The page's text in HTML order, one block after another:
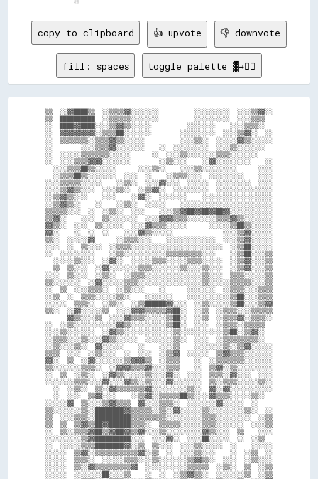
copy to clipboard 👍 upvote 👎 downvote
fill: spaces toggle palette ▓→✊🏽
▒▒  ░░▓▓████▒▒  ░░▒▒▒▒▓▓░░░░░░░░          ░░░░░░░░░░  ░░░░▒▒▓▓░░
▒▒  ██████████  ░░▒▒▒▒▒▒░░░░░░░░          ░░░░░░░░░░  ░░░░▒▒▒▒
░░  ████▓▓████░░░░▒▒▓▓▒▒░░░░░░          ░░░░░░░░    ░░░░▒▒▒▒░░
░░  ▓▓▓▓▓▓▓▓▓▓░░▒▒▒▒██░░░░░░░░        ░░░░░░░░░░  ░░░░▒▒▓▓░░  ░░
░░  ▒▒▒▒▒▒▒▒░░▒▒▒▒▓▓▒▒░░░░░░          ░░░░▒▒░░  ░░░░░░▓▓▒▒░░░░░░
░░        ░░░░▒▒▒▒▓▓░░░░░░░░    ░░  ░░░░░░░░░░  ░░░░▒▒░░░░░░░░
░░  ░░░░░░▒▒▒▒▒▒▒▒░░░░░░      ░░  ░░░░▒▒░░░░░░░░▒▒▒▒░░░░░░░░
░░  ░░░░▒▒▒▒▓▓▓▓░░░░░░░░        ░░▒▒░░░░    ░░▓▓░░░░░░░░░░    ░░
  ░░░░▒▒▒▒██▒▒░░░░░░      ░░░░▒▒░░    ░░░░▒▒░░░░░░░░░░      ░░░░
  ░░▒▒▒▒██▒▒░░░░░░░░  ░░░░  ░░    ░░▒▒▒▒░░░░  ░░░░░░░░░░    ░░░░
░░░░▒▒▒▒▒▒░░░░░░    ░░▒▒░░  ░░░░▓▓░░░░  ░░░░░░  ░░░░░░░░░░  ░░░░
░░░░▒▒▓▓▒▒░░░░  ░░░░▒▒░░  ░░▒▒▓▓░░  ░░░░░░░░░░  ░░░░░░░░░░░░░░░░
░░▒▒▓▓▒▒░░░░    ░░░░    ░░▓▓░░  ░░░░░░░░    ░░░░░░░░░░░░░░░░░░░░
░░▒▒▓▓▒▒░░    ░░    ░░▒▒░░  ░░░░░░    ░░░░░░░░░░░░░░░░░░░░░░░░░░
▒▒▒▒▒▒░░░░  ░░  ░░▒▒░░  ░░░░    ░░░░▒▒▓▓██▓▓██▓▓██▓▓░░░░░░░░░░░░
▒▒▓▓░░    ░░░░  ▒▒░░░░░░░░  ░░░░▓▓▓▓▒▒▒▒░░░░░░░░▒▒▒▒▓▓▒▒░░░░░░░░
▓▓▒▒░░  ░░░░  ▒▒░░░░░░  ░░░░▓▓▒▒▒▒░░░░░░      ░░░░░░▒▒██▒▒░░░░░░
▓▓░░    ░░  ░░  ░░    ░░░░▓▓▒▒░░░░░░              ░░░░▒▒▓▓░░░░░░
▒▒░░  ░░░░░░▓▓      ░░▒▒▒▒░░░░    ░░░░░░░░░░░░░░  ░░░░▒▒▓▓░░░░░░
░░░░  ░░  ▒▒░░░░  ░░▒▒▒▒░░░░░░░░░░░░░░░░░░░░░░░░░░  ░░▒▒██░░░░░░
░░  ░░░░░░░░░░    ░░▒▒░░░░░░░░░░░░▒▒▒▒▒▒▒▒▒▒░░░░    ░░▒▒██░░░░▒▒
  ░░░░░░▒▒░░░░  ░░▓▓░░  ░░░░░░▒▒▒▒░░░░░░▒▒▒▒░░░░░░  ░░▒▒▓▓░░░░▒▒
  ▒▒  ▒▒░░░░  ░░▓▓░░░░░░░░▒▒▒▒░░░░░░░░▒▒░░░░▒▒░░░░  ░░▒▒▓▓░░░░▒▒
░░░░  ▒▒░░░░  ░░▒▒░░  ░░▒▒▒▒░░░░░░░░░░░░░░░░▒▒░░░░  ▒▒▒▒░░░░░░▒▒
▒▒░░░░░░░░  ░░▓▓░░░░░░▒▒▒▒░░░░░░░░░░░░░░░░░░▒▒░░░░░░▒▒▒▒▒▒░░░░▒▒
░░  ▒▒  ░░░░▒▒▒▒░░  ░░▒▒░░░░    ░░      ░░░░░░░░  ░░▒▒▒▒░░░░▒▒▒▒
░░▒▒  ░░  ▒▒▒▒░░░░░░▒▒░░    ░░░░░░░░    ░░░░░░░░░░░░▒▒██░░░░▒▒▒▒
░░░░░░  ▒▒▒▒░░  ░░▒▒░░  ░░▒▒██████▓▓░░░░  ░░▒▒░░░░░░▒▒██░░░░▒▒▓▓
▒▒░░  ░░▓▓░░░░░░▒▒  ░░░░▓▓▓▓▒▒▒▒▒▒▓▓██░░  ░░▒▒  ░░▒▒▒▒░░░░▒▒▒▒▒▒
      ▓▓▒▒░░░░▒▒  ░░░░▓▓▒▒▒▒░░░░░░▒▒██░░  ░░▒▒  ░░▒▒▒▒▓▓░░▒▒▒▒░░
░░  ░░▒▒░░░░░░░░░░░░▓▓▒▒░░░░░░░░░░▒▒██░░  ░░░░  ░░▒▒▒▒░░▒▒▒▒▒▒
░░░░▒▒░░░░░░░░  ░░▓▓▒▒░░░░░░░░░░░░░░▒▒░░░░░░░░░░░░▒▒██░░▒▒▓▓░░
░░▒▒▒▒░░░░▒▒░░░░▓▓▒▒░░░░░░  ░░░░░░░░▒▒░░  ░░░░  ░░▒▒▒▒▒▒▒▒▒▒░░
░░▒▒░░░░▒▒░░  ▓▓░░░░░░    ░░    ░░░░▒▒    ░░░░░░░░▒▒░░▒▒▓▓░░░░░░
▒▒▒▒  ░░░░  ░░▒▒░░░░  ░░  ░░░░  ░░▒▒▓▓  ░░░░░░  ▒▒▓▓▒▒▒▒░░░░░░░░
▓▓░░  ▒▒  ░░▓▓░░░░░░░░▒▒▓▓▓▓▒▒  ░░▒▒▒▒    ░░  ░░▒▒▒▒▒▒▒▒░░░░░░░░
▒▒░░░░░░░░▒▒▒▒░░  ░░▓▓▓▓▒▒▒▒▓▓░░░░▒▒▒▒    ░░  ▒▒▓▓░░▒▒░░░░░░░░░░
░░  ▒▒  ░░▒▒░░  ░░▓▓▒▒░░░░░░▒▒░░░░▓▓░░  ░░░░  ▒▒▒▒░░▓▓░░░░  ░░░░
░░░░░░░░▒▒▒▒░░░░▓▓░░░░▓▓▒▒░░▒▒░░░░▓▓░░░░░░░░  ▒▒░░▒▒▒▒░░░░░░▒▒░░
  ░░  ░░▒▒░░  ▒▒░░▓▓▒▒▒▒▒▒▒▒▓▓░░░░░░░░░░▒▒░░  ▓▓░░▓▓░░░░░░░░░░░░
  ░░  ░░░░  ▒▒▓▓░░░░    ░░▒▒▓▓░░▒▒▒▒▒▒██▒▒░░░░▓▓▒▒▒▒░░░░░░▒▒░░
░░░░░░▓▓  ▒▒░░░░▒▒▓▓▒▒▒▒  ▓▓░░░░▒▒▒▒░░  ░░░░░░░░▓▓░░░░░░  ░░
▒▒░░░░░░░░▒▒░░████████▓▓▒▒▒▒▒▒░░▒▒░░▓▓░░░░░░▒▒░░░░░░░░░░▒▒░░  ░░
▒▒  ░░░░▒▒▒▒░░██████████▒▒▒▒▒▒▒▒▒▒░░░░░░░░░░▒▒▒▒░░░░░░░░░░  ░░▒▒
▒▒  ▒▒  ▒▒▓▓▒▒██▓▓██████▒▒▒▒░░  ▒▒▒▒▒▒░░░░░░▒▒▒▒░░░░░░░░  ░░░░▒▒
░░  ▒▒░░▒▒▒▒▓▓██▒▒▓▓██▓▓▒▒▓▓░░░░▒▒░░░░░░░░░░▓▓▒▒░░░░  ▒▒    ░░░░
░░░░░░░░░░▒▒▓▓██████████░░░░  ░░░░▓▓░░  ░░░░██░░░░░░  ░░  ░░▒▒
░░  ░░░░░░▒▒▒▒████████▓▓░░▒▒  ▒▒░░░░  ░░░░▒▒░░░░░░  ░░    ░░░░░░
░░░░░░  ▒▒▓▓░░▒▒▒▒▒▒▒▒▒▒▒▒▓▓░░▒▒  ░░  ░░░░▒▒░░░░    ░░  ░░▒▒  ░░
░░░░░░  ▒▒▒▒░░  ░░░░░░▒▒▒▒░░░░▒▒░░░░░░░░▒▒▓▓▒▒░░  ░░░░  ░░▒▒░░░░
░░░░░░  ▒▒░░▓▓▒▒▒▒▒▒▒▒▒▒▓▓  ░░░░░░░░░░░░▒▒▒▒▒▒  ░░▒▒░░  ▒▒  ░░▒▒
░░░░░░  ░░░░░░░░██░░░░▒▒    ░░  ░░  ░░▒▒▓▓▒▒░░  ░░░░░░░░▒▒  ░░▒▒